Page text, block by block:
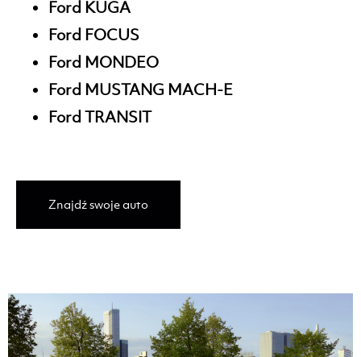
Ford KUGA
Ford FOCUS
Ford MONDEO
Ford MUSTANG MACH-E
Ford TRANSIT
Znajdź swoje auto